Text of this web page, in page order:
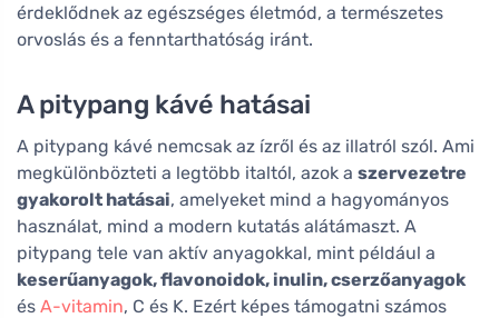
érdeklődnek az egészséges életmód, a természetes
orvoslás és a fenntarthatóság iránt.
A pitypang kávé hatásai
A pitypang kávé nemcsak az ízről és az illatról szól. Ami
megkülönbözteti a legtöbb italtól, azok a szervezetre
gyakorolt hatásai, amelyeket mind a hagyományos
használat, mind a modern kutatás alátámaszt. A
pitypang tele van aktív anyagokkal, mint például a
keserűanyagok, flavonoidok, inulin, cserzőanyagok
és A-vitamin, C és K. Ezért képes támogatni számos